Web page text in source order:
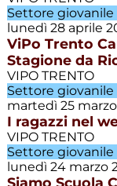
Settore giovanile
lunedì 28 aprile
ViPo Trento
Stagione da
VIPO TRENTO
Settore giovanile
martedì 25
I ragazzi nel
VIPO TRENTO
Settore giovanile
lunedì 24 marzo
Siamo Scuola
weekend
Memorial
Bepo
Foches
Promozione
Promozione
Villazzano